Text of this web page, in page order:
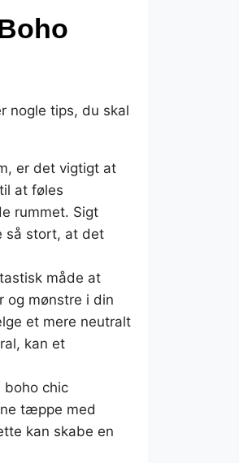
nogle tips, du skal
er det vigtigt at
at føles
rummet. Sigt
så stort, at det
måde at
og mønstre i din
et mere neutralt
kan et
boho chic
tæppe med
kan skabe en